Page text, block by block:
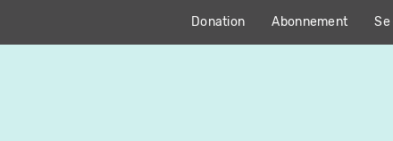
Donation Abonnement